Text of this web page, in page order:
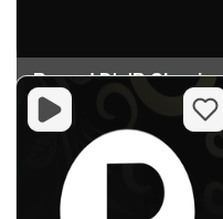
Record D'n'B Classics